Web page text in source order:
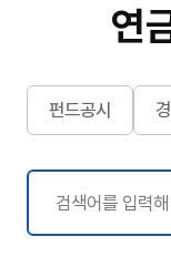
연
펀드공시